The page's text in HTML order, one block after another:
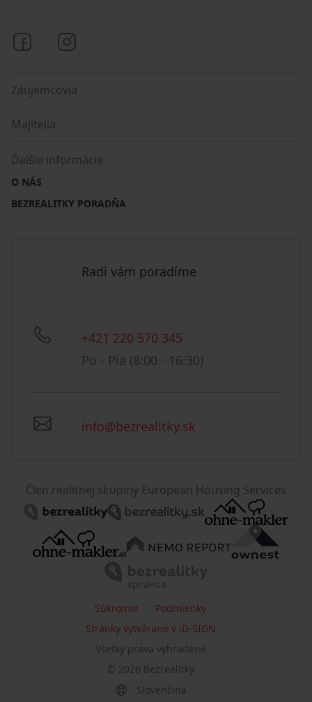
Bezrealitky na Facebooku
Záujemcovia
Majitelia
Ďalšie informácie
O NÁS
BEZREALITKY PORADŇA
Radi vám poradíme
+421 220 570 345
Po - Pia (8:00 - 16:30)
info@bezrealitky.sk
Člen realitnej skupiny European Housing Services
© 2026 Bezrealitky
Všetky práva vyhradené
Súkromie
Podmienky
Stránky vytvárané v iD-SIGN
Slovenčina